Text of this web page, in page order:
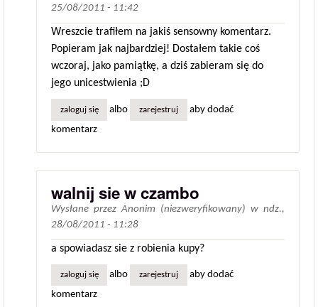
25/08/2011 - 11:42
Wreszcie trafiłem na jakiś sensowny komentarz.
Popieram jak najbardziej! Dostałem takie coś
wczoraj, jako pamiątkę, a dziś zabieram się do
jego unicestwienia ;D
zaloguj się albo zarejestruj
aby dodać
komentarz
walnij sie w czambo
Wysłane przezAnonim (niezweryfikowany) w ndz.,
28/08/2011 - 11:28
a spowiadasz sie z robienia kupy?
zaloguj się albo zarejestruj
aby dodać
komentarz